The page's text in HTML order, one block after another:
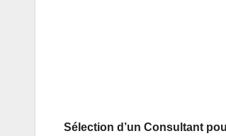
Sélection d’un Consultant